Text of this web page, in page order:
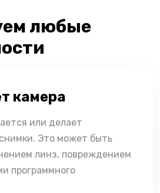
любые
камера
или делает
Это может быть
линз, повреждением
программного